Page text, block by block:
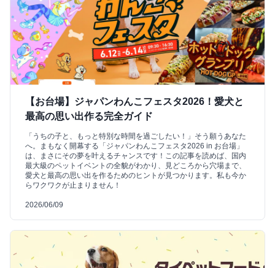
【お台場】ジャパンわんこフェスタ2026！愛犬と
最高の思い出作る完全ガイド
「うちの子と、もっと特別な時間を過ごしたい！」そう願うあなた
へ。まもなく開幕する「ジャパンわんこフェスタ2026 in お台場」
は、まさにその夢を叶えるチャンスです！この記事を読めば、国内
最大級のペットイベントの全貌がわかり、見どころから穴場まで、
愛犬と最高の思い出を作るためのヒントが見つかります。私も今か
らワクワクが止まりません！
2026/06/09